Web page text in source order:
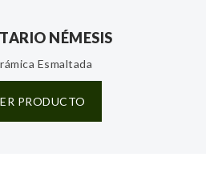
NÉMESIS
Esmaltada
PRODUCTO